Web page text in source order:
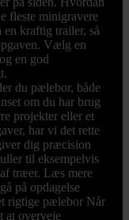
fleste minigravere
en kraftig trailer, så
Vælg en
en god
du pælebor, både
om du har brug
projekter eller et
har vi det rette
dig præcision
til eksempelvis
træer. Læs mere
på opdagelse
rigtige pælebor Når
at overveje